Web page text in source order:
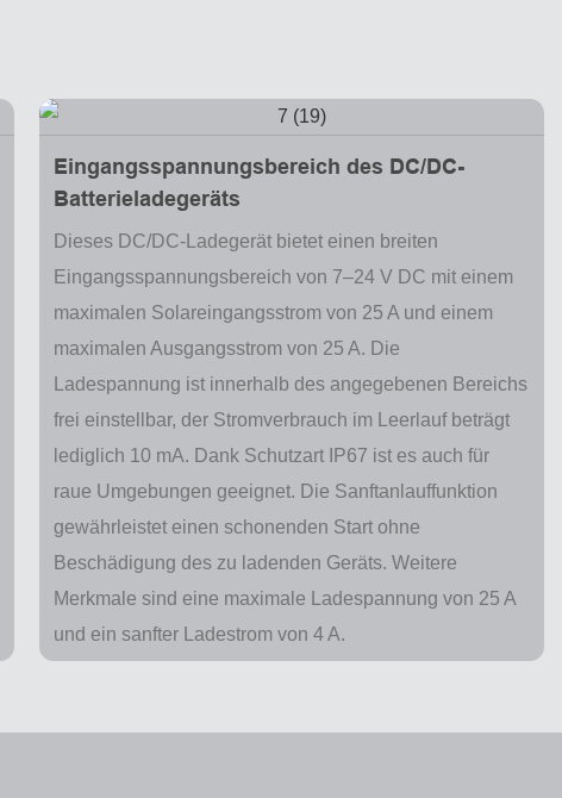
Eingangsspannungsbereich des DC/DC-
Batterieladegeräts
Dieses DC/DC-Ladegerät bietet einen breiten
Eingangsspannungsbereich von 7–24 V DC mit einem
maximalen Solareingangsstrom von 25 A und einem
maximalen Ausgangsstrom von 25 A. Die
Ladespannung ist innerhalb des angegebenen Bereichs
frei einstellbar, der Stromverbrauch im Leerlauf beträgt
lediglich 10 mA. Dank Schutzart IP67 ist es auch für
raue Umgebungen geeignet. Die Sanftanlauffunktion
gewährleistet einen schonenden Start ohne
Beschädigung des zu ladenden Geräts. Weitere
Merkmale sind eine maximale Ladespannung von 25 A
und ein sanfter Ladestrom von 4 A.